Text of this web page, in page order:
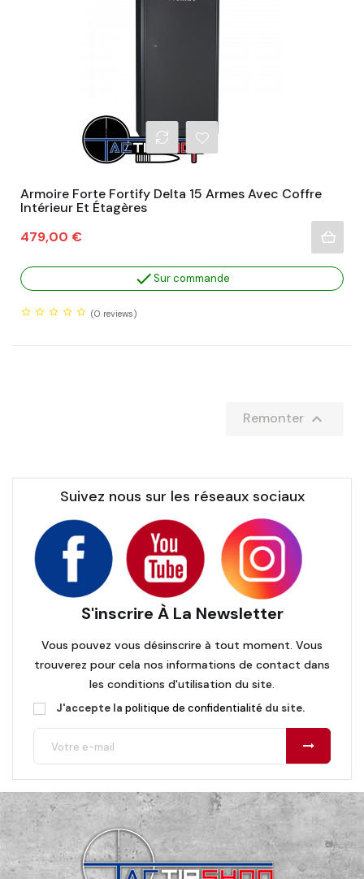
Armoire Forte Fortify Delta 15 Armes Avec Coffre
Intérieur Et Étagères
Prix
479,00 €
Sur commande
(0 reviews)
Remonter 
Suivez nous sur les réseaux sociaux
S'inscrire À La Newsletter
Vous pouvez vous désinscrire à tout moment. Vous
trouverez pour cela nos informations de contact dans
les conditions d'utilisation du site.
J'accepte la politique de confidentialité du site.